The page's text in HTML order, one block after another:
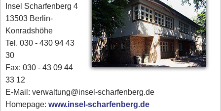
Insel Scharfenberg 4
13503 Berlin-
Konradshöhe
Tel. 030 - 430 94 43
30
Fax: 030 - 43 09 44
33 12
E-Mail: verwaltung@insel-scharfenberg.de
Homepage:www.insel-scharfenberg.de